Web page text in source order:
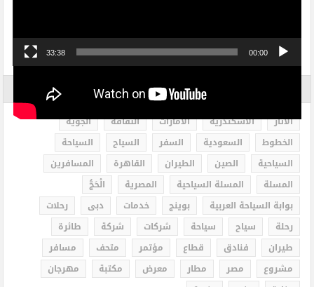
00:00
33:38
الاثار الاسكندرية الامارات الثقافة
الجوية
الخطوط
السعودية السفر السياح
السياحة
السياحية
الصين الطيران القاهرة
المسافرين
المسلة
المسلة السياحية المصرية
الْحَجُّ
بوابة السياحة العربية
بوينج خدمات دبى
رحلات
رحلة
سياح سياحة شركات شركة
طائرة
طيران
فنادق قطاع مؤتمر متحف
مسافر
مشروع
مصر مطار معرض مكتبة
مهرجان